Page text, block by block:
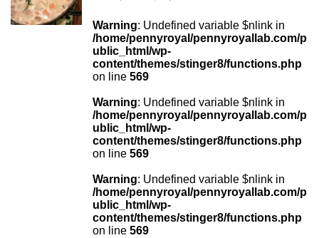
Warning: Undefined variable $nlink in
/home/pennyroyal/pennyroyallab.com/p
ublic_html/wp-
content/themes/stinger8/functions.php
on line 569
Warning: Undefined variable $nlink in
/home/pennyroyal/pennyroyallab.com/p
ublic_html/wp-
content/themes/stinger8/functions.php
on line 569
Warning: Undefined variable $nlink in
/home/pennyroyal/pennyroyallab.com/p
ublic_html/wp-
content/themes/stinger8/functions.php
on line 569